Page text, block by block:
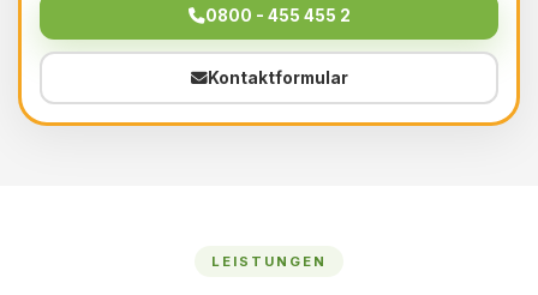
0800 - 455 455 2
Kontaktformular
LEISTUNGEN